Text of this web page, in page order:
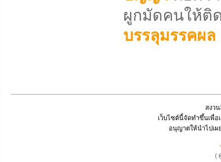
ผูกมัดคนให้ติ
บรรลุมรรคผล
สงว
เว็บไซต์นี้จัดทำขึ้นเพื่
อนุญาตให้นำไปเ
(